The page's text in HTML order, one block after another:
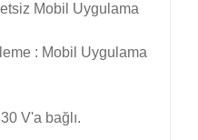
Mobil Uygulama
: Mobil Uygulama
V'a bağlı.